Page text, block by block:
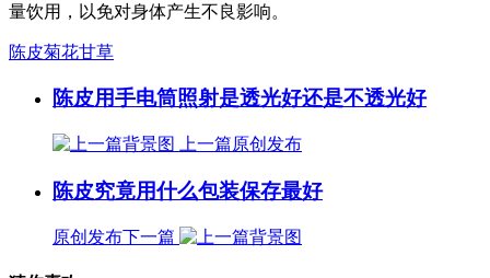
量饮用，以免对身体产生不良影响。
陈皮菊花甘草
陈皮用手电筒照射是透光好还是不透光好
上一篇原创发布
陈皮究竟用什么包装保存最好
原创发布下一篇